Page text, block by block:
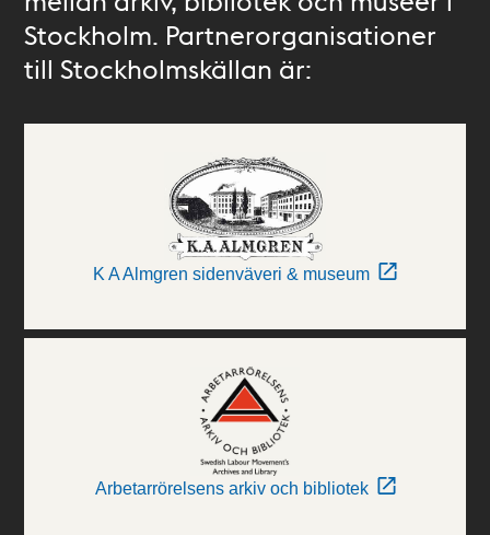
Stockholm. Partnerorganisationer
till Stockholmskällan är:
K A Almgren sidenväveri & museum
Arbetarrörelsens arkiv och bibliotek